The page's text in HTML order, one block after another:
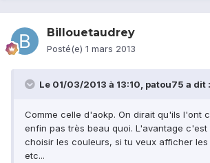
Billouetaudrey
Posté(e) 1 mars 2013
Le 01/03/2013 à 13:10, patou75 a dit :
Comme celle d'aokp. On dirait qu'ils l'ont
enfin pas très beau quoi. L'avantage c'est
choisir les couleurs, si tu veux afficher
etc...